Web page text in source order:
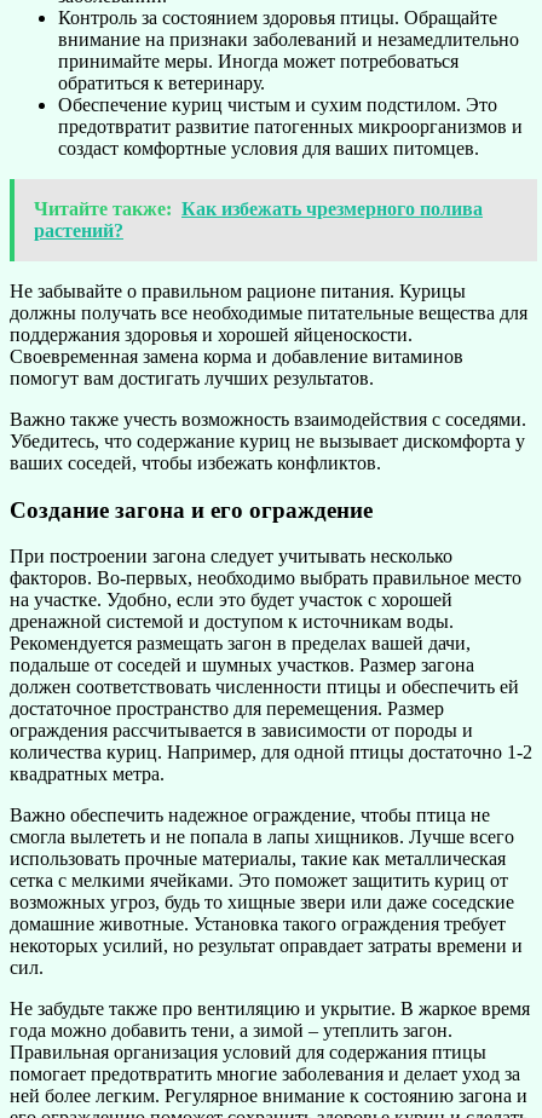
Контроль за состоянием здоровья птицы. Обращайте
внимание на признаки заболеваний и незамедлительно
принимайте меры. Иногда может потребоваться
обратиться к ветеринару.
Обеспечение куриц чистым и сухим подстилом. Это
предотвратит развитие патогенных микроорганизмов и
создаст комфортные условия для ваших питомцев.
Читайте также: Как избежать чрезмерного полива
растений?
Не забывайте о правильном рационе питания. Курицы
должны получать все необходимые питательные вещества для
поддержания здоровья и хорошей яйценоскости.
Своевременная замена корма и добавление витаминов
помогут вам достигать лучших результатов.
Важно также учесть возможность взаимодействия с соседями.
Убедитесь, что содержание куриц не вызывает дискомфорта у
ваших соседей, чтобы избежать конфликтов.
Создание загона и его ограждение
При построении загона следует учитывать несколько
факторов. Во-первых, необходимо выбрать правильное место
на участке. Удобно, если это будет участок с хорошей
дренажной системой и доступом к источникам воды.
Рекомендуется размещать загон в пределах вашей дачи,
подальше от соседей и шумных участков. Размер загона
должен соответствовать численности птицы и обеспечить ей
достаточное пространство для перемещения. Размер
ограждения рассчитывается в зависимости от породы и
количества куриц. Например, для одной птицы достаточно 1-2
квадратных метра.
Важно обеспечить надежное ограждение, чтобы птица не
смогла вылететь и не попала в лапы хищников. Лучше всего
использовать прочные материалы, такие как металлическая
сетка с мелкими ячейками. Это поможет защитить куриц от
возможных угроз, будь то хищные звери или даже соседские
домашние животные. Установка такого ограждения требует
некоторых усилий, но результат оправдает затраты времени и
сил.
Не забудьте также про вентиляцию и укрытие. В жаркое время
года можно добавить тени, а зимой – утеплить загон.
Правильная организация условий для содержания птицы
помогает предотвратить многие заболевания и делает уход за
ней более легким. Регулярное внимание к состоянию загона и